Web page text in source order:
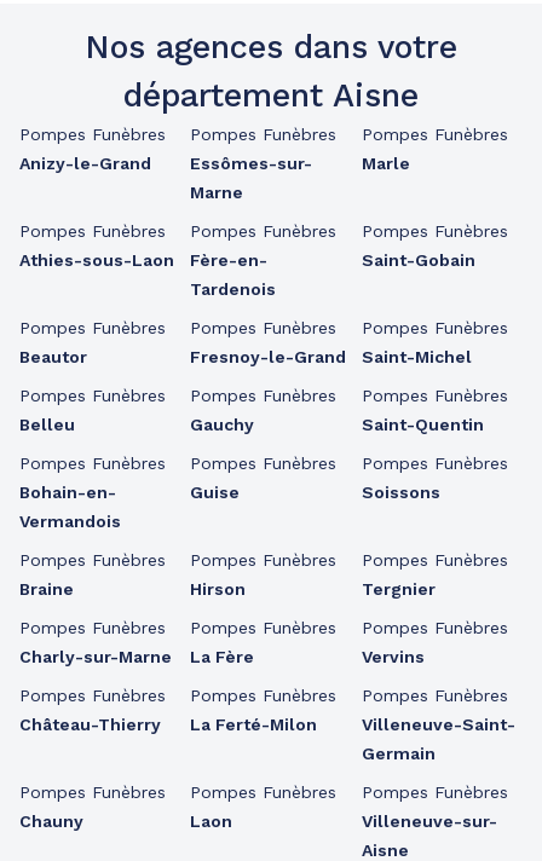
Nos agences dans votre
département Aisne
Pompes Funèbres
Anizy-le-Grand
Pompes Funèbres
Athies-sous-Laon
Pompes Funèbres
Beautor
Pompes Funèbres
Belleu
Pompes Funèbres
Bohain-en-
Vermandois
Pompes Funèbres
Braine
Pompes Funèbres
Charly-sur-Marne
Pompes Funèbres
Château-Thierry
Pompes Funèbres
Chauny
Pompes Funèbres
Essômes-sur-
Marne
Pompes Funèbres
Fère-en-
Tardenois
Pompes Funèbres
Fresnoy-le-Grand
Pompes Funèbres
Gauchy
Pompes Funèbres
Guise
Pompes Funèbres
Hirson
Pompes Funèbres
La Fère
Pompes Funèbres
La Ferté-Milon
Pompes Funèbres
Laon
Pompes Funèbres
Marle
Pompes Funèbres
Saint-Gobain
Pompes Funèbres
Saint-Michel
Pompes Funèbres
Saint-Quentin
Pompes Funèbres
Soissons
Pompes Funèbres
Tergnier
Pompes Funèbres
Vervins
Pompes Funèbres
Villeneuve-Saint-
Germain
Pompes Funèbres
Villeneuve-sur-
Aisne